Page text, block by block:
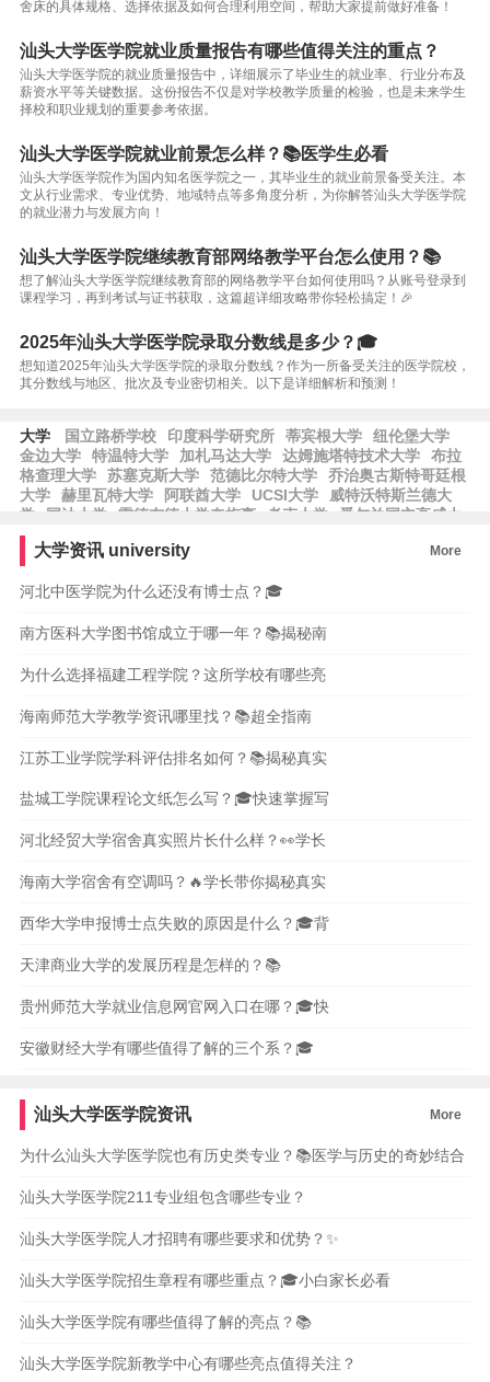
舍床的具体规格、选择依据及如何合理利用空间，帮助大家提前做好准备！
汕头大学医学院就业质量报告有哪些值得关注的重点？
汕头大学医学院的就业质量报告中，详细展示了毕业生的就业率、行业分布及
薪资水平等关键数据。这份报告不仅是对学校教学质量的检验，也是未来学生
择校和职业规划的重要参考依据。
汕头大学医学院就业前景怎么样？📚医学生必看
汕头大学医学院作为国内知名医学院之一，其毕业生的就业前景备受关注。本
文从行业需求、专业优势、地域特点等多角度分析，为你解答汕头大学医学院
的就业潜力与发展方向！
汕头大学医学院继续教育部网络教学平台怎么使用？📚
想了解汕头大学医学院继续教育部的网络教学平台如何使用吗？从账号登录到
课程学习，再到考试与证书获取，这篇超详细攻略带你轻松搞定！🎉
2025年汕头大学医学院录取分数线是多少？🎓
想知道2025年汕头大学医学院的录取分数线？作为一所备受关注的医学院校，
其分数线与地区、批次及专业密切相关。以下是详细解析和预测！
大学 国立路桥学校 印度科学研究所 蒂宾根大学
纽伦堡大学
金边大学
特温特大学 加札马达大学 达姆施塔特技术大学
布拉
格查理大学
苏塞克斯大学 范德比尔特大学
乔治奥古斯特哥廷根
大学
赫里瓦特大学 阿联酋大学 UCSI大学
威特沃特斯兰德大
学
国油大学 雷德布德大学奈梅亨 考克大学
爱尔兰国立高威大
学
学
思克莱德大学 中东技术大学
卡洛斯三世大学
大学资讯 university More
河北中医学院为什么还没有博士点？🎓
南方医科大学图书馆成立于哪一年？📚揭秘南
为什么选择福建工程学院？这所学校有哪些亮
海南师范大学教学资讯哪里找？📚超全指南
江苏工业学院学科评估排名如何？📚揭秘真实
盐城工学院课程论文纸怎么写？🎓快速掌握写
河北经贸大学宿舍真实照片长什么样？👀学长
海南大学宿舍有空调吗？🔥学长带你揭秘真实
西华大学申报博士点失败的原因是什么？🎓背
天津商业大学的发展历程是怎样的？📚
贵州师范大学就业信息网官网入口在哪？🎓快
安徽财经大学有哪些值得了解的三个系？🎓
汕头大学医学院资讯 More
为什么汕头大学医学院也有历史类专业？📚医学与历史的奇妙结合
汕头大学医学院211专业组包含哪些专业？
汕头大学医学院人才招聘有哪些要求和优势？✨
汕头大学医学院招生章程有哪些重点？🎓小白家长必看
汕头大学医学院有哪些值得了解的亮点？📚
汕头大学医学院新教学中心有哪些亮点值得关注？